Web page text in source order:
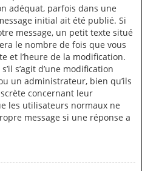
adéquat, parfois dans une
initial ait été publié. Si
message, un petit texte situé
le nombre de fois que vous
et l’heure de la modification.
s’agit d’une modification
un administrateur, bien qu’ils
concernant leur
les utilisateurs normaux ne
message si une réponse a